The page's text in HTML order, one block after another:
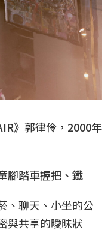
》郭律伶，2000年
腳踏車握把、鐵
、聊天、小坐的公
與共享的曖昧狀